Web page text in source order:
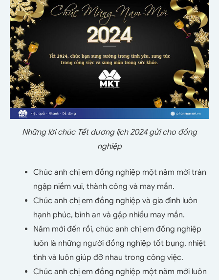
Những lời chúc Tết dương lịch 2024 gửi cho đồng
nghiệp
Chúc anh chị em đồng nghiệp một năm mới tràn
ngập niềm vui, thành công và may mắn.
Chúc anh chị em đồng nghiệp và gia đình luôn
hạnh phúc, bình an và gặp nhiều may mắn.
Năm mới đến rồi, chúc anh chị em đồng nghiệp
luôn là những người đồng nghiệp tốt bụng, nhiệt
tình và luôn giúp đỡ nhau trong công việc.
Chúc anh chị em đồng nghiệp một năm mới luôn